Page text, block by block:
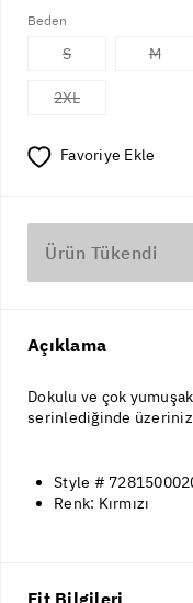
Beden
S M
2XL
Favoriye Ekle
Ürün Tükendi
Açıklama
Dokulu ve çok
serinlediğinde
Style #
Renk: Kırmızı